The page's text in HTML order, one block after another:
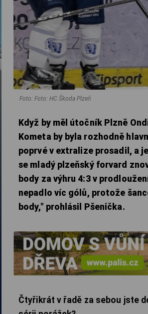
Foto: Foto: HC Škoda Plzeň
Když by měl útočník Plzně
Kometa by byla rozhodně
poprvé v extralize prosadil, a
se mladý plzeňský forvard
body za výhru 4:3 v
nepadlo víc gólů, protože
body," prohlásil Pšenička.
Čtyřikrát v řadě za sebou jste